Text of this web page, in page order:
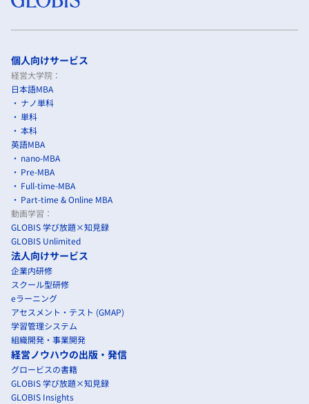
個人向けサービス
経営大学院：
日本語MBA
ナノ単科
単科
本科
英語MBA
nano-MBA
Pre-MBA
Full-time-MBA
Part-time & Online MBA
動画学習：
GLOBIS 学び放題×知見録
GLOBIS Unlimited
法人向けサービス
企業内研修
スクール型研修
eラーニング
アセスメント・テスト (GMAP)
学習管理システム
組織開発・事業開発
経営ノウハウの出版・発信
グロービスの書籍
GLOBIS 学び放題×知見録
GLOBIS Insights